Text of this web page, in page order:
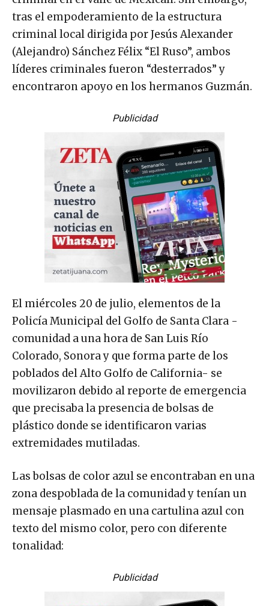
tras el empoderamiento de la estructura
criminal local dirigida por Jesús Alexander
(Alejandro) Sánchez Félix “El Ruso”, ambos
líderes criminales fueron “desterrados” y
encontraron apoyo en los hermanos Guzmán.
Publicidad
El miércoles 20 de julio, elementos de la
Policía Municipal del Golfo de Santa Clara -
comunidad a una hora de San Luis Río
Colorado, Sonora y que forma parte de los
poblados del Alto Golfo de California- se
movilizaron debido al reporte de emergencia
que precisaba la presencia de bolsas de
plástico donde se identificaron varias
extremidades mutiladas.
Las bolsas de color azul se encontraban en una
zona despoblada de la comunidad y tenían un
mensaje plasmado en una cartulina azul con
texto del mismo color, pero con diferente
tonalidad:
Publicidad